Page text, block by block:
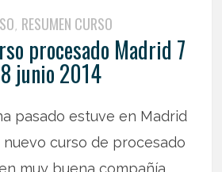
, RESUMEN CURSO
procesado Madrid 7
junio 2014
pasado estuve en Madrid
curso de procesado
muy buena compañía,